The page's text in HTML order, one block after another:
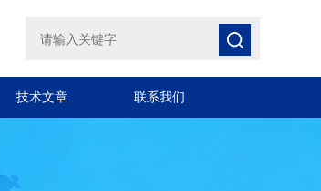
技术文章 联系我们